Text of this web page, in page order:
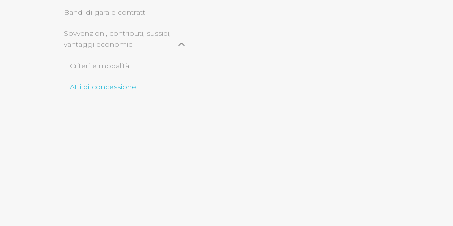
eccezione dei cookie tecnici. La chiusura del presente banner comporta il permanere
dunque la continuazione della navigazione in assenza di cookie o altri sistemi di
Bandi di gara e contratti
Sovvenzioni, contributi, sussidi,
vantaggi economici
Criteri e modalità
Atti di concessione